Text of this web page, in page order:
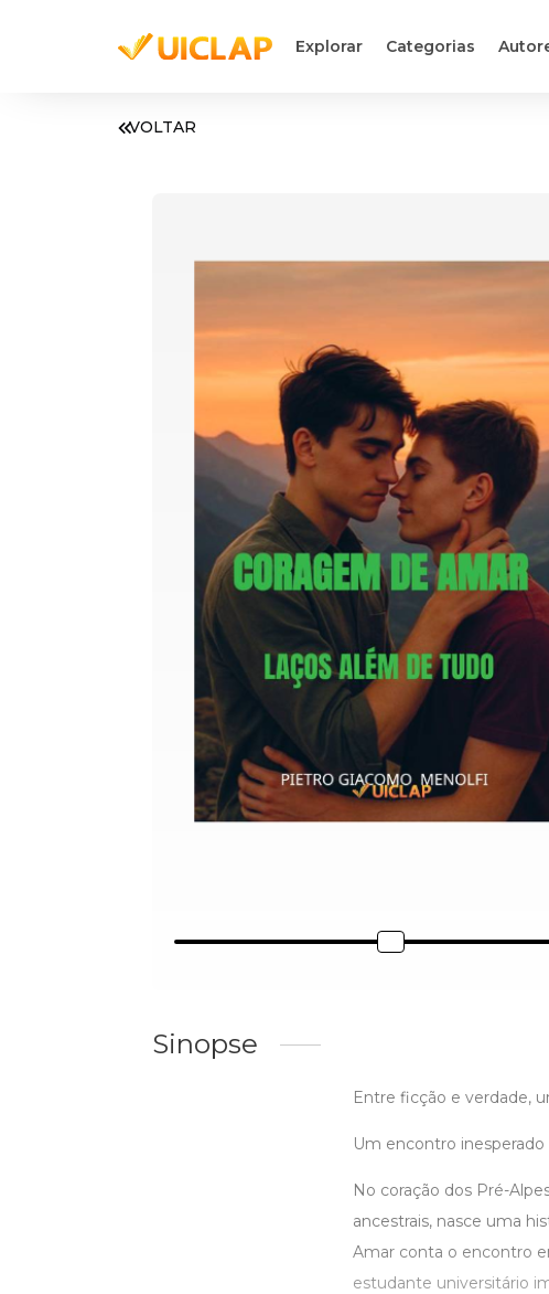
Explorar Categorias
VOLTAR
Sinopse
Entre ficção e verdade,
Um encontro
No coração dos Pré-
ancestrais, nasce uma
Amar conta o encontro
estudante universitário